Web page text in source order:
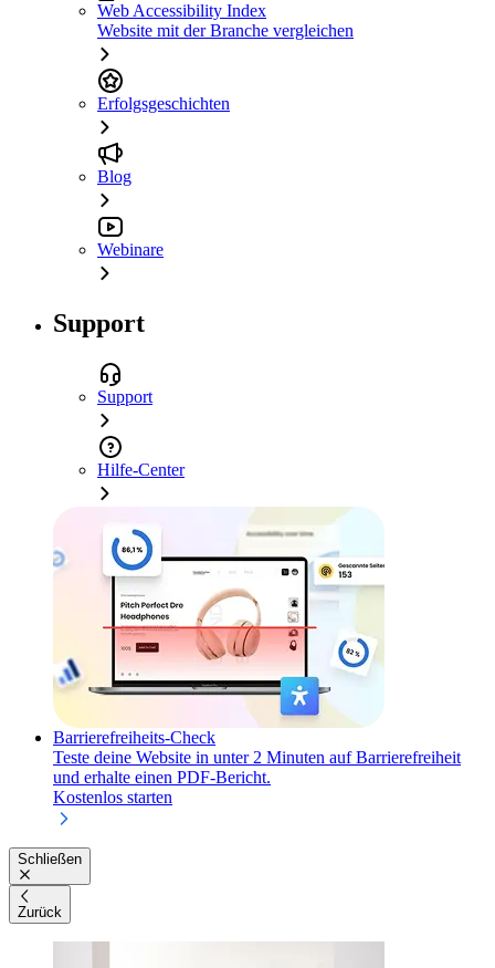
Web Accessibility Index
Website mit der Branche vergleichen
Erfolgsgeschichten
Blog
Webinare
Support
Support
Hilfe-Center
Barrierefreiheits-Check
Teste deine Website in unter 2 Minuten auf Barrierefreiheit
und erhalte einen PDF-Bericht.
Kostenlos starten
Schließen
Zurück